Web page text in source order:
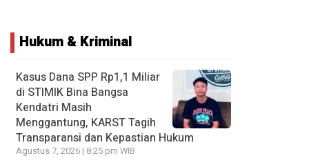
Hukum & Kriminal
Kasus Dana SPP Rp1,1 Miliar
di STIMIK Bina Bangsa
Kendatri Masih
Menggantung, KARST Tagih
Transparansi dan Kepastian Hukum
Agustus 7, 2026 | 8:25 pm WIB